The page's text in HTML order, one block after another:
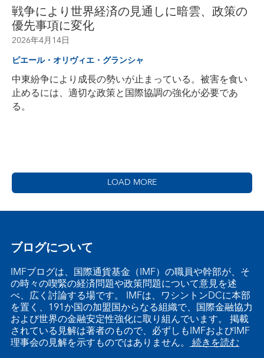
戦争により世界経済の見通しに暗雲、政策の
優先事項に変化
2026年4月14日
ピエール・オリヴィエ・グランシャ
中東紛争により成長の勢いが止まっている。被害を食い
止めるには、適切な政策と国際協調の強化が必要であ
る。
LOAD MORE
ブログについて
IMFブログは、国際通貨基金（IMF）の職員や幹部が、そ
の時々の喫緊の経済問題や政策問題について意見を述
べ、広く討論する場です。 IMFは、ワシントンDCに本部
を置く、191か国の加盟国からなる組織で、国際金融協力
および世界の金融安定性強化に取り組んでいます。 掲載
されている見解は著者のもので、必ずしもIMFおよびIMF
理事会の見解を示すものではありません。 続きを読む